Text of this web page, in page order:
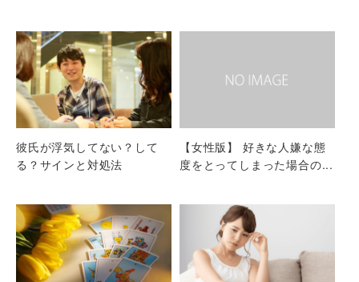
彼氏が浮気してない？して
る？サインと対処法
【女性版】 好きな人嫌な態
度をとってしまった場合の...